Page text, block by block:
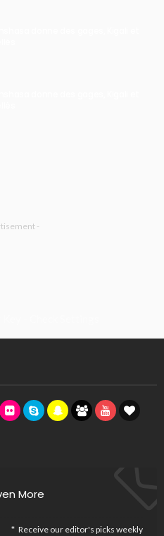
-
More
Receive our editor's picks weekly